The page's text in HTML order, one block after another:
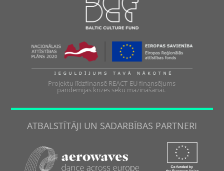
Projektu līdzfinansē REACT-EU finansējums
pandēmijas krīzes seku mazināšanai.
ATBALSTĪTĀJI UN SADARBĪBAS PARTNERI